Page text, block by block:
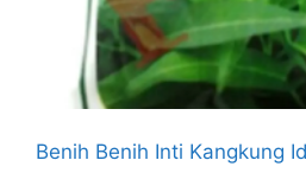
Benih Benih Inti Kangkung